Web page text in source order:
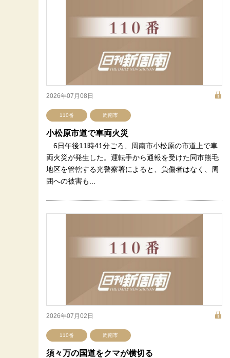
2026年07月08日
110番 周南市
小松原市道で車両火災
6日午後11時41分ごろ、周南市小松原の市道上で車
両火災が発生した。運転手から通報を受けた同市熊毛
地区を管轄する光警察署によると、負傷者はなく、周
囲への被害も...
2026年07月02日
110番 周南市
須々万の国道をクマが横切る